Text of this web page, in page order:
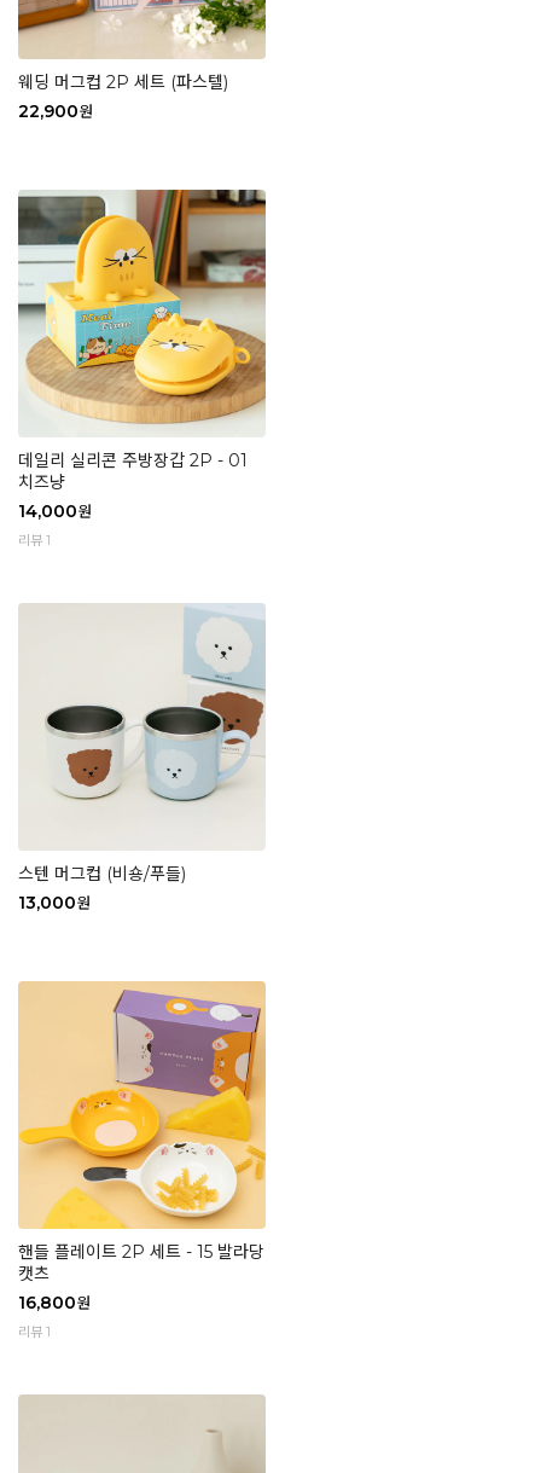
웨딩 머그컵 2P 세트 (파스텔)
22,900원
데일리 실리콘 주방장갑 2P - 01
치즈냥
14,000원
리뷰 1
스텐 머그컵 (비숑/푸들)
13,000원
핸들 플레이트 2P 세트 - 15 발라당
캣츠
16,800원
리뷰 1